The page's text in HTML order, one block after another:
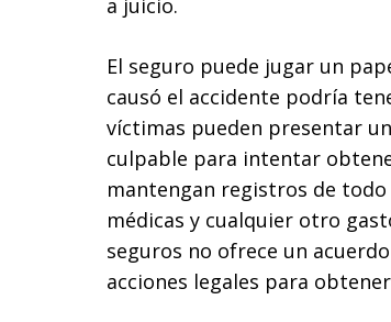
a juicio.
El seguro puede jugar un
causó el accidente podría
víctimas pueden presentar
culpable para intentar
mantengan registros de
médicas y cualquier otro
seguros no ofrece un
acciones legales para